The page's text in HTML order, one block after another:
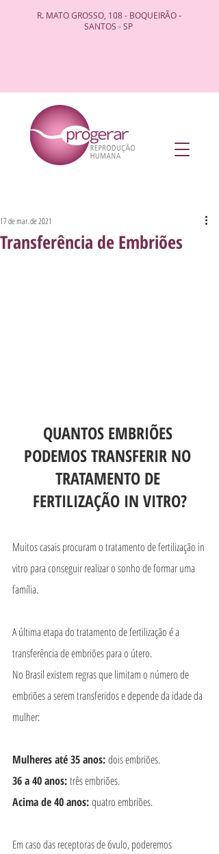
R. MATO GROSSO, 108 - BOQUEIRÃO -
SANTOS - SP
Transferência de Embriões
17 de mar. de 2021
QUANTOS EMBRIÕES
PODEMOS TRANSFERIR NO
TRATAMENTO DE
FERTILIZAÇÃO IN VITRO?
Muitos casais procuram o tratamento de fertilização in
vitro para conseguir realizar o sonho de formar uma
família.
A última etapa do tratamento de fertilização é a
transferência de embriões para o útero.
No Brasil existem regras que limitam o número de
embriões a serem transferidos e depende da idade da
mulher:
Mulheres até 35 anos: dois embriões.
36 a 40 anos: três embriões.
Acima de 40 anos: quatro embriões.
Em caso das receptoras de óvulo, poderemos